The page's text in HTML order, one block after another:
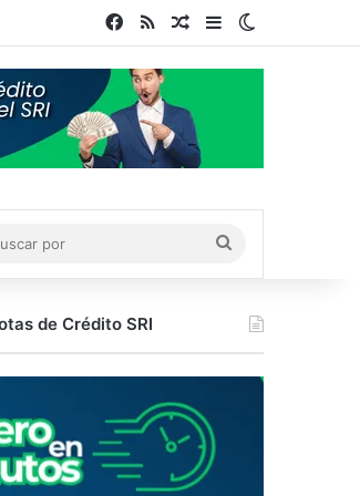
Facebook
RSS Publicación al azar
Barra lateral
skin
por
de Crédito SRI